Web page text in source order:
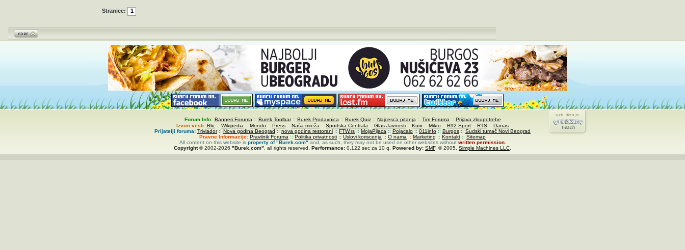
Stranice: 1
Forum Info: Banneri Foruma :: Burek Toolbar:: Burek Prodavnica :: Burek Quiz:: Najcesca pitanja :: Tim Foruma :: Prijava zloupotrebe
Izvori vesti: Blic :: Wikipedia :: Mondo :: Press :: Naša mreža :: Sportska Centrala :: Glas Javnosti :: Kurir:: Mikro :: B92 Sport :: RTS :: Danas
Prijatelji foruma: Triviador:: Nova godina Beograd :: nova godina restorani :: FTW.rs :: MojaPijaca :: Pojacalo :: 011info :: Burgos :: Sudski tumač Novi Beograd
Pravne Informacije: Pravilnik Foruma :: Politika privatnosti :: Uslovi koriscenja :: O nama :: Marketing :: Kontakt :: Sitemap
All content on this website is property of"Burek.com" and, as such, they may not be used on other websites withoutwritten permission.
Copyright© 2002-2026 "Burek.com" , all rights reserved. Performance: 0.122 sec za 10 q. Powered by: SMF. © 2005, Simple Machines LLC